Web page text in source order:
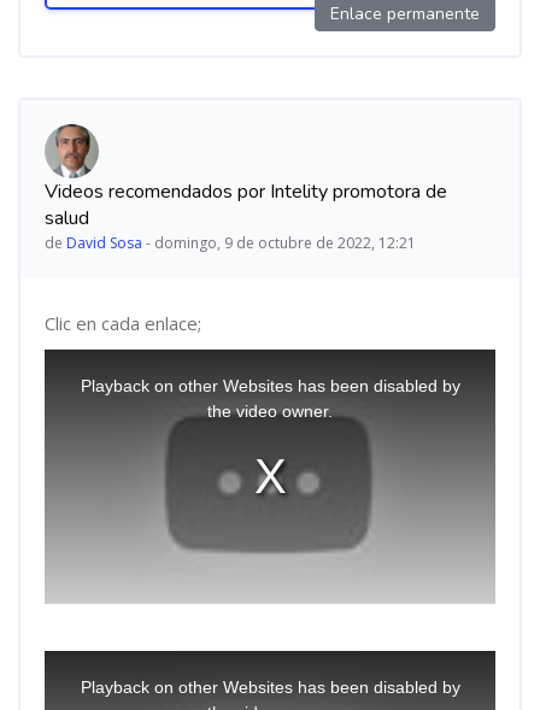
Enlace permanente
Videos recomendados por Intelity promotora de
salud
de David Sosa - domingo, 9 de octubre de 2022, 12:21
Clic en cada enlace;
Playback on other Websites has been disabled by
the video owner.
Playback on other Websites has been disabled by